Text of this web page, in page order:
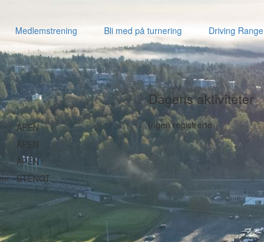
Medlemstrening Bli med på turnering Driving Range
ÅPEN
ÅPEN
ÅPENi
STENGT
Dagens aktiviteter
Ingen registrerte.